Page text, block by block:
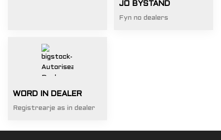
JO BYSTAND
Fyn no dealers
WORD IN DEALER
Registrearje as in dealer